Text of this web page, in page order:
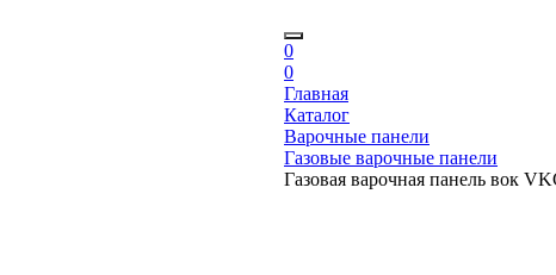
0
0
Главная
Каталог
Варочные панели
Газовые варочные панели
Газовая варочная панель вок